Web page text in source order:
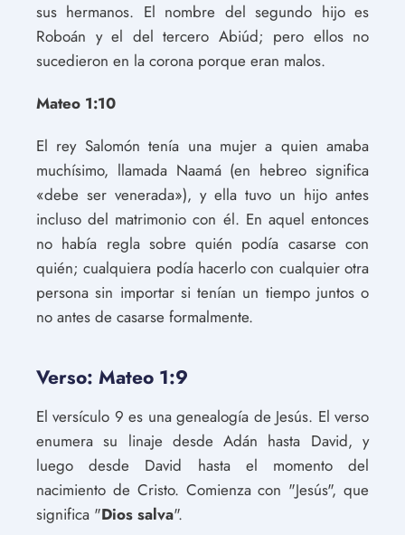
sus hermanos. El nombre del segundo hijo es
Roboán y el del tercero Abiúd; pero ellos no
sucedieron en la corona porque eran malos.
Mateo 1:10
El rey Salomón tenía una mujer a quien amaba
muchísimo, llamada Naamá (en hebreo significa
«debe ser venerada»), y ella tuvo un hijo antes
incluso del matrimonio con él. En aquel entonces
no había regla sobre quién podía casarse con
quién; cualquiera podía hacerlo con cualquier otra
persona sin importar si tenían un tiempo juntos o
no antes de casarse formalmente.
Verso: Mateo 1:9
El versículo 9 es una genealogía de Jesús. El verso
enumera su linaje desde Adán hasta David, y
luego desde David hasta el momento del
nacimiento de Cristo. Comienza con "Jesús", que
significa "Dios salva".